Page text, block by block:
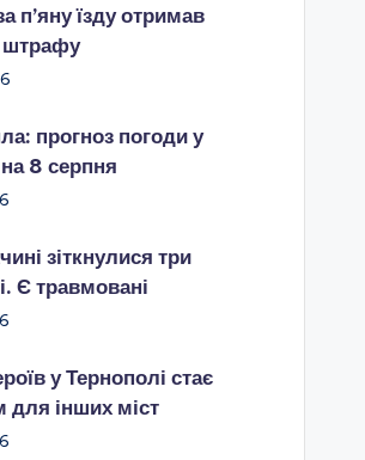
п’яну їзду отримав
штрафу
прогноз погоди у
8 серпня
зіткнулися три
Є травмовані
у Тернополі стає
для інших міст